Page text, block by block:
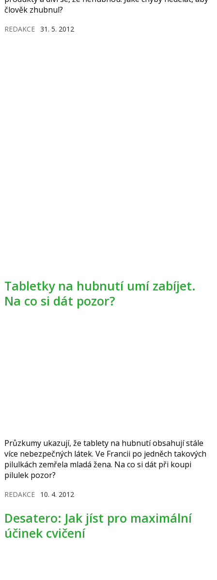
člověk zhubnul?
REDAKCE 31. 5. 2012
Tabletky na hubnutí umí zabíjet.
Na co si dát pozor?
Průzkumy ukazují, že tablety na hubnutí obsahují stále
více nebezpečných látek. Ve Francii po jedněch takových
pilulkách zemřela mladá žena. Na co si dát při koupi
pilulek pozor?
REDAKCE 10. 4. 2012
Desatero: Jak jíst pro maximální
účinek cvičení